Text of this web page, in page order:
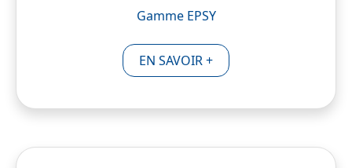
Gamme EPSY
EN SAVOIR +